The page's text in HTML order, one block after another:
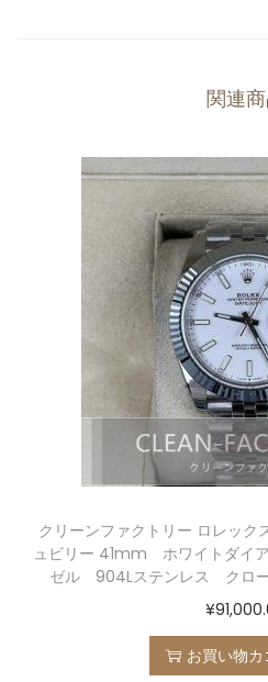
関連
クリーンファクトリー ロレック
ュビリー 41mm ホワイトダイ
ゼル 904Lステンレス クロー
¥
お買い物